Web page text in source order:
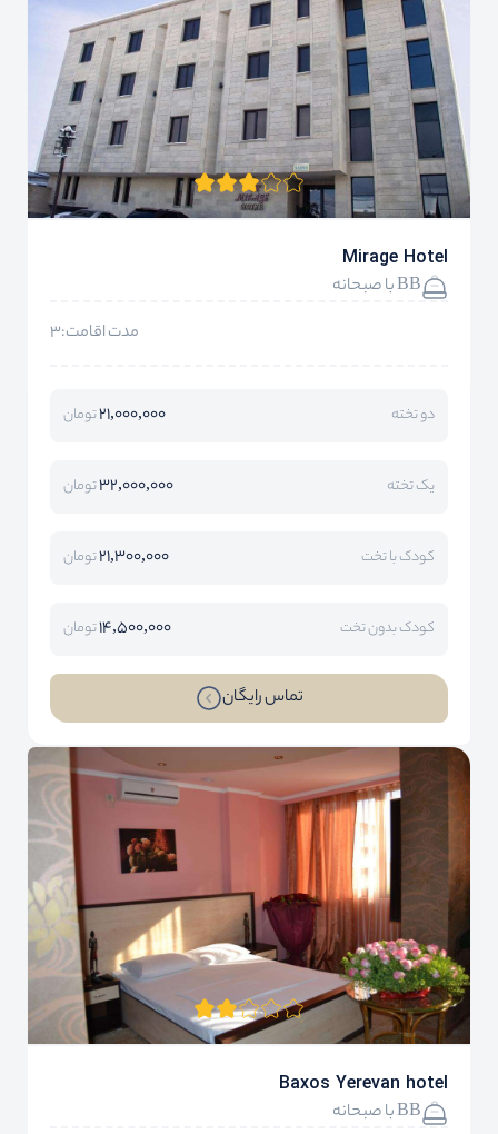
Mirage Hotel
BB با صبحانه
مدت اقامت:3
دو تخته 21,000,000تومان
یک تخته 32,000,000تومان
کودک با تخت 21,300,000تومان
کودک بدون تخت 14,500,000تومان
تماس رایگان
Baxos Yerevan hotel
BB با صبحانه